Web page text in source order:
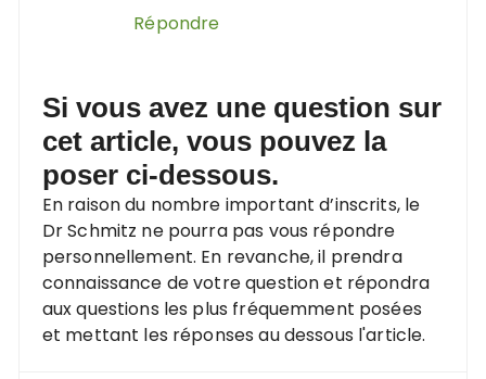
Répondre
Si vous avez une question sur
cet article, vous pouvez la
poser ci-dessous.
En raison du nombre important d’inscrits, le
Dr Schmitz ne pourra pas vous répondre
personnellement. En revanche, il prendra
connaissance de votre question et répondra
aux questions les plus fréquemment posées
et mettant les réponses au dessous l'article.